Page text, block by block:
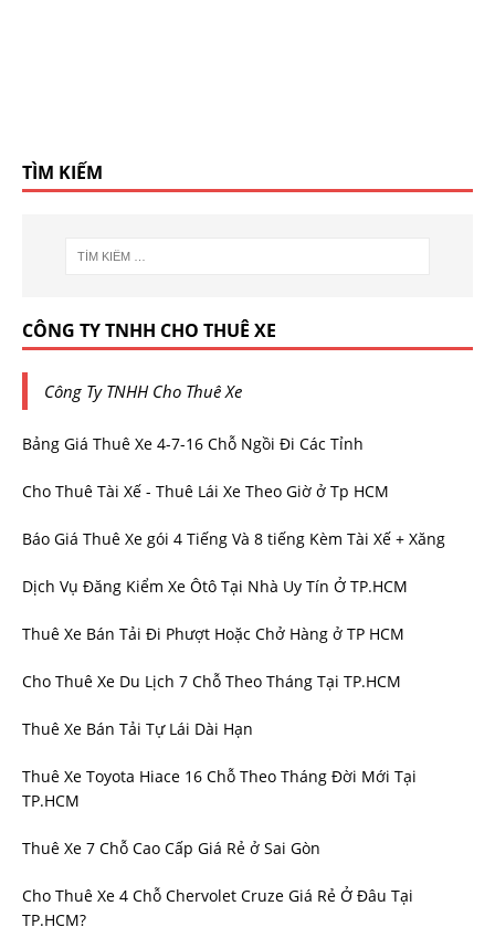
TÌM KIẾM
CÔNG TY TNHH CHO THUÊ XE
Công Ty TNHH Cho Thuê Xe
Bảng Giá Thuê Xe 4-7-16 Chỗ Ngồi Đi Các Tỉnh
Cho Thuê Tài Xế - Thuê Lái Xe Theo Giờ ở Tp HCM
Báo Giá Thuê Xe gói 4 Tiếng Và 8 tiếng Kèm Tài Xế + Xăng
Dịch Vụ Đăng Kiểm Xe Ôtô Tại Nhà Uy Tín Ở TP.HCM
Thuê Xe Bán Tải Đi Phượt Hoặc Chở Hàng ở TP HCM
Cho Thuê Xe Du Lịch 7 Chỗ Theo Tháng Tại TP.HCM
Thuê Xe Bán Tải Tự Lái Dài Hạn
Thuê Xe Toyota Hiace 16 Chỗ Theo Tháng Đời Mới Tại
TP.HCM
Thuê Xe 7 Chỗ Cao Cấp Giá Rẻ ở Sai Gòn
Cho Thuê Xe 4 Chỗ Chervolet Cruze Giá Rẻ Ở Đâu Tại
TP.HCM?